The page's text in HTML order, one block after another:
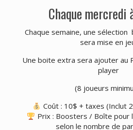
Chaque mercredi
Chaque semaine, une
sera mise en
Une boite extra sera ajouter au
player
(8 joueurs
Coût : 10$ + taxes (Inclut
Prix : Boosters / Boîte pour
selon le nombre de